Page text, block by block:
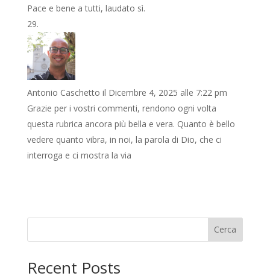
Pace e bene a tutti, laudato sì.
Antonio Caschetto il Dicembre 4, 2025 alle 7:22 pm
Grazie per i vostri commenti, rendono ogni volta
questa rubrica ancora più bella e vera. Quanto è bello
vedere quanto vibra, in noi, la parola di Dio, che ci
interroga e ci mostra la via
Cerca
Recent Posts